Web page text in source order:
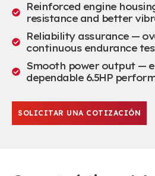
Reinforced engine
resistance and better
Reliability assurance —
continuous endurance
Smooth power output —
dependable 6.5HP
SOLICITAR UNA COTIZACIÓN